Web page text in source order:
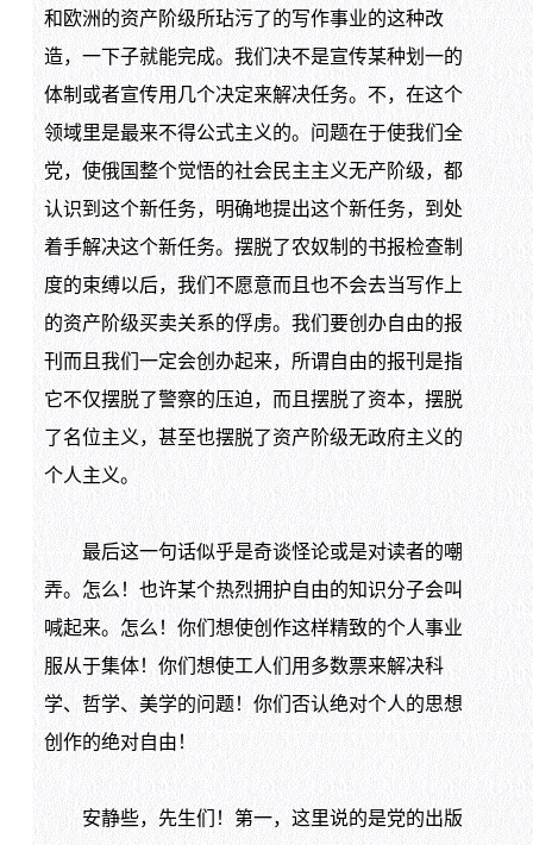
和欧洲的资产阶级所玷污了的写作事业的这种改
造，一下子就能完成。我们决不是宣传某种划一的
体制或者宣传用几个决定来解决任务。不，在这个
领域里是最来不得公式主义的。问题在于使我们全
党，使俄国整个觉悟的社会民主主义无产阶级，都
认识到这个新任务，明确地提出这个新任务，到处
着手解决这个新任务。摆脱了农奴制的书报检查制
度的束缚以后，我们不愿意而且也不会去当写作上
的资产阶级买卖关系的俘虏。我们要创办自由的报
刊而且我们一定会创办起来，所谓自由的报刊是指
它不仅摆脱了警察的压迫，而且摆脱了资本，摆脱
了名位主义，甚至也摆脱了资产阶级无政府主义的
个人主义。
最后这一句话似乎是奇谈怪论或是对读者的嘲
弄。怎么！也许某个热烈拥护自由的知识分子会叫
喊起来。怎么！你们想使创作这样精致的个人事业
服从于集体！你们想使工人们用多数票来解决科
学、哲学、美学的问题！你们否认绝对个人的思想
创作的绝对自由！
安静些，先生们！第一，这里说的是党的出版